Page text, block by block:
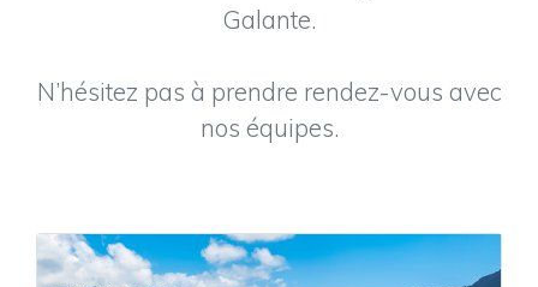
Galante.
N’hésitez pas à prendre rendez-vous avec
nos équipes.